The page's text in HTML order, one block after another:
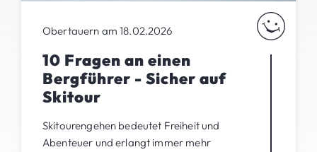
Obertauern am 18.02.2026
10 Fragen an einen
Bergführer - Sicher auf
Skitour
Skitourengehen bedeutet Freiheit und
Abenteuer und erlangt immer mehr